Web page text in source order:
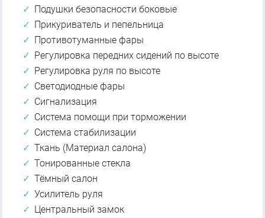
Подушки безопасности боковые
Прикуриватель и пепельница
Противотуманные фары
Регулировка передних сидений по высоте
Регулировка руля по высоте
Светодиодные фары
Сигнализация
Система помощи при торможении
Система стабилизации
Ткань (Материал салона)
Тонированные стекла
Тёмный салон
Усилитель руля
Центральный замок